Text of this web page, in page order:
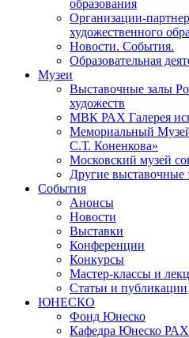
образования
Организации-
художественного
Новости. События.
Образовательная
Музеи
Выставочные залы
художеств
МВК РАХ Галерея
Мемориальный Музей
С.Т. Коненкова»
Московский музей
Другие выставочные
События
Анонсы
Новости
Выставки
Конференции
Конкурсы
Мастер-классы и
Статьи и публикации
ЮНЕСКО
Фонд Юнеско
Кафедра Юнеско РАХ